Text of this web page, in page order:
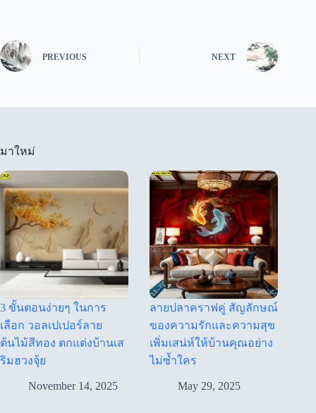
PREVIOUS NEXT
มาใหม่
3 ขั้นตอนง่ายๆ ในการ
เลือก วอลเปเปอร์ลาย
ต้นไม้สีทอง ตกแต่งบ้านเส
ริมฮวงจุ้ย
November 14, 2025
ลายปลาคราฟคู่ สัญลักษณ์
ของความรักและความสุข
เพิ่มเสน่ห์ให้บ้านคุณอย่าง
ไม่ซ้ำใคร
May 29, 2025